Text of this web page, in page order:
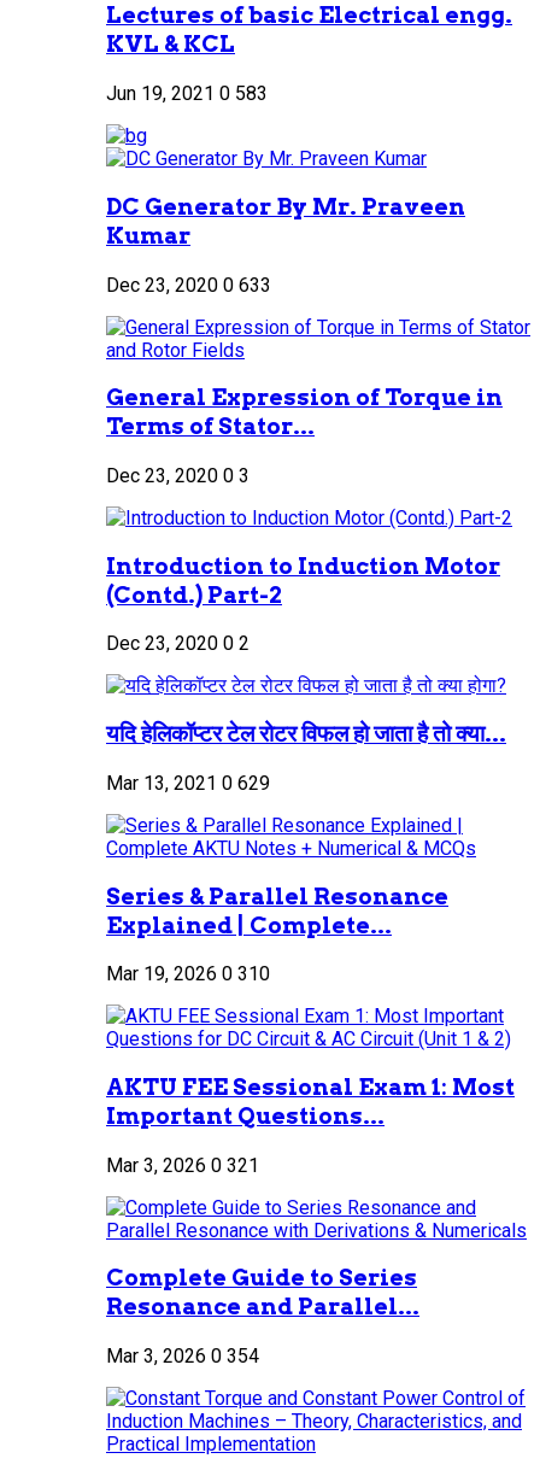
Lectures of basic Electrical engg.
KVL & KCL
Jun 19, 2021 0 583
DC Generator By Mr. Praveen
Kumar
Dec 23, 2020 0 633
General Expression of Torque in
Terms of Stator...
Dec 23, 2020 0 3
Introduction to Induction Motor
(Contd.) Part-2
Dec 23, 2020 0 2
यदि हेलिकॉप्टर टेल रोटर विफल हो जाता है तो क्या...
Mar 13, 2021 0 629
Series & Parallel Resonance
Explained | Complete...
Mar 19, 2026 0 310
AKTU FEE Sessional Exam 1: Most
Important Questions...
Mar 3, 2026 0 321
Complete Guide to Series
Resonance and Parallel...
Mar 3, 2026 0 354